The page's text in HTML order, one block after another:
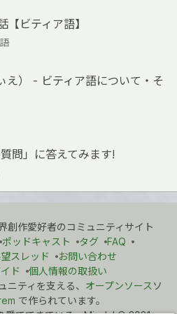
【ビティア語】
え） - ビティア語について・そ
問」に答えてみます!
作愛好者のコミュニティサイト
ポッドキャスト タグ
FAQ
スレッド
お問い合わせ
ド
個人情報の取扱い
ニティを支える、 オープンソース ソ
で作られています。